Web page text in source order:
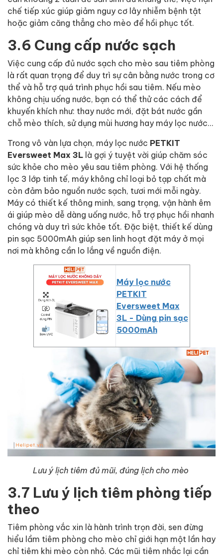
chế tiếp xúc giúp giảm nguy cơ lây nhiễm bệnh tật
hoặc giảm căng thẳng cho mèo để hồi phục tốt.
3.6 Cung cấp nước sạch
Việc cung cấp đủ nước sạch cho mèo sau tiêm phòng
là rất quan trọng để duy trì sự cân bằng nước trong cơ
thể và hỗ trợ quá trình phục hồi sau tiêm. Nếu mèo
không chịu uống nước, bạn có thể thử các cách để
khuyến khích như: thay nước mới, đặt bát nước gần
chỗ mèo thích, sử dụng mùi hương hay máy lọc nước...
Trong vô vàn lựa chọn, máy lọc nước PETKIT
Eversweet Max 3L là gợi ý tuyệt vời giúp chăm sóc
sức khỏe cho mèo yêu sau tiêm phòng. Với hệ thống
lọc 3 lớp tinh tế, máy không chỉ loại bỏ tạp chất mà
còn đảm bảo nguồn nước sạch, tươi mới mỗi ngày.
Máy có thiết kế thông minh, sang trọng, vận hành êm
ái giúp mèo dễ dàng uống nước, hỗ trợ phục hồi nhanh
chóng và duy trì sức khỏe tốt. Đặc biệt, thiết kế dùng
pin sạc 5000mAh giúp sen linh hoạt đặt máy ở mọi
nơi mà không cần lo lắng về nguồn điện.
Máy lọc nước
PETKIT
Eversweet Max
3L - Dùng pin sạc
5000mAh
Lưu ý lịch tiêm đủ mũi, đúng lịch cho mèo
3.7 Lưu ý lịch tiêm phòng tiếp
theo
Tiêm phòng vắc xin là hành trình trọn đời, sen đừng
hiểu lầm tiêm phòng cho mèo chỉ giới hạn một lần hay
chỉ tiêm khi mèo còn nhỏ. Các mũi tiêm nhắc lại cần